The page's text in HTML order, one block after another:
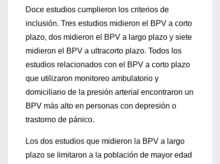
Doce estudios cumplieron los criterios de
inclusión. Tres estudios midieron el BPV a corto
plazo, dos midieron el BPV a largo plazo y siete
midieron el BPV a ultracorto plazo. Todos los
estudios relacionados con el BPV a corto plazo
que utilizaron monitoreo ambulatorio y
domiciliario de la presión arterial encontraron un
BPV más alto en personas con depresión o
trastorno de pánico.
Los dos estudios que midieron la BPV a largo
plazo se limitaron a la población de mayor edad